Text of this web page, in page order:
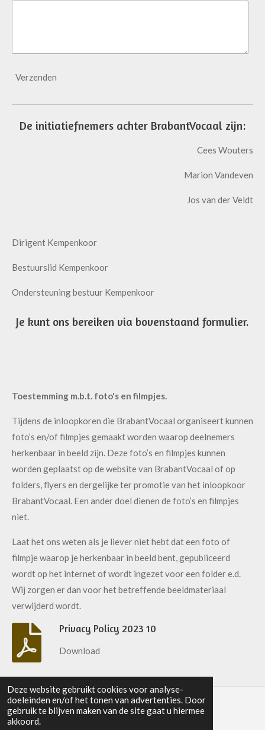
Deze website gebruikt cookies voor analyse-
doeleinden en/of het tonen van advertenties. Door
gebruik te blijven maken van de site gaat u hiermee
akkoord.
Verzenden
De initiatiefnemers achter BrabantVocaal zijn:
Cees Wouters
Marion Vandeven
Jos van der Veldt
Dirigent Kempenkoor
Bestuurslid Kempenkoor
Ondersteuning bestuur Kempenkoor
Je kunt ons bereiken via bovenstaand formulier.
Toestemming m.b.t. foto's en filmpjes.
Tijdens de inloopkoren die BrabantVocaal organiseert kunnen
foto’s en/of filmpjes gemaakt worden waarop deelnemers
herkenbaar in beeld zijn. Deze foto’s en filmpjes kunnen
worden geplaatst op de website van BrabantVocaal of op
folders, flyers en dergelijke ter promotie van het inloopkoor
BrabantVocaal. Een ander doel dienen de foto’s en filmpjes
niet.
Laat het ons weten als je liever niet hebt dat een foto of
filmpje waarop je herkenbaar in beeld bent, gepubliceerd
wordt op het internet of wordt ingezet voor een folder e.d.
Wij zorgen er dan voor het betreffende beeldmateriaal
verwijderd wordt.
Privacy Policy 2023 10
Download
© 2023 - 2026 BrabantVocaal